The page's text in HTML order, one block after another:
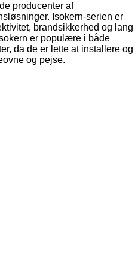
producenter af
Isokern-serien er
brandsikkerhed og lang
er populære i både
da de er lette at installere og
og pejse.